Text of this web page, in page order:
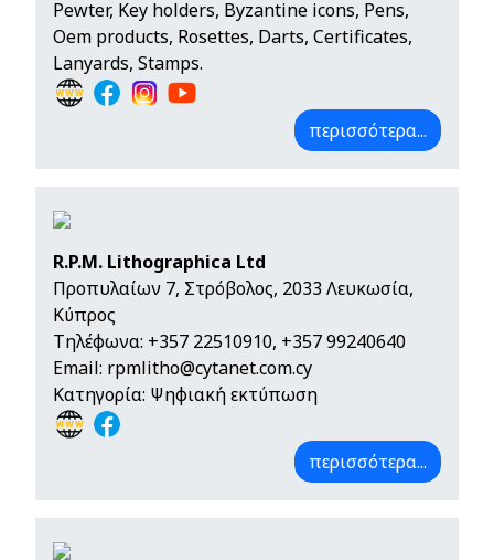
Pewter, Key holders, Byzantine icons, Pens,
Oem products, Rosettes, Darts, Certificates,
Lanyards, Stamps.
περισσότερα...
R.P.M. Lithographica Ltd
Προπυλαίων 7, Στρόβολος, 2033 Λευκωσία,
Κύπρος
Τηλέφωνα: +357 22510910, +357 99240640
Email: rpmlitho@cytanet.com.cy
Κατηγορία: Ψηφιακή εκτύπωση
περισσότερα...